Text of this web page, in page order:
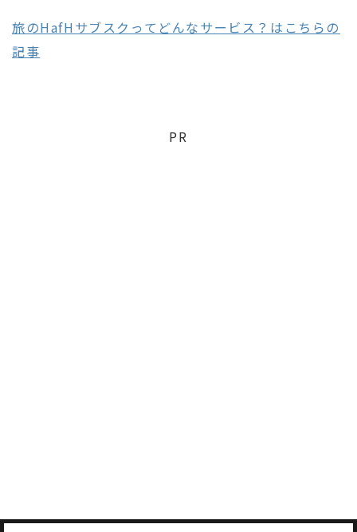
旅のHafHサブスクってどんなサービス？はこちらの
記事
PR